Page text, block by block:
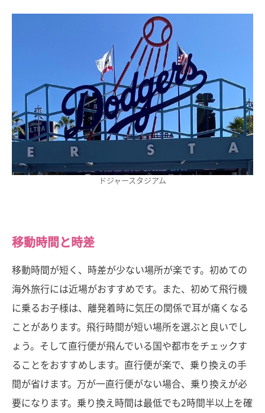
ドジャースタジアム
移動時間と時差
移動時間が短く、時差が少ない場所が楽です。初めての
海外旅行には近場がおすすめです。また、初めて飛行機
に乗るお子様は、離発着時に気圧の関係で耳が痛くなる
ことがあります。飛行時間が短い場所を選ぶと良いでし
ょう。そして直行便が飛んでいる国や都市をチェックす
ることをおすすめします。直行便が楽で、乗り換えの手
間が省けます。万が一直行便がない場合、乗り換えが必
要になります。乗り換え時間は最低でも2時間半以上を確